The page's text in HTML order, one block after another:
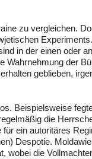
zu vergleichen.
in der einen oder
Wahrnehmung der
geblieben,
Beispielsweise
die
ein autoritäres
Despotie.
wobei die